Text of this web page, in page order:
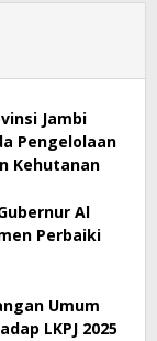
Jambi
Pengelolaan
Kehutanan
Al
Perbaiki
Umum
LKPJ 2025